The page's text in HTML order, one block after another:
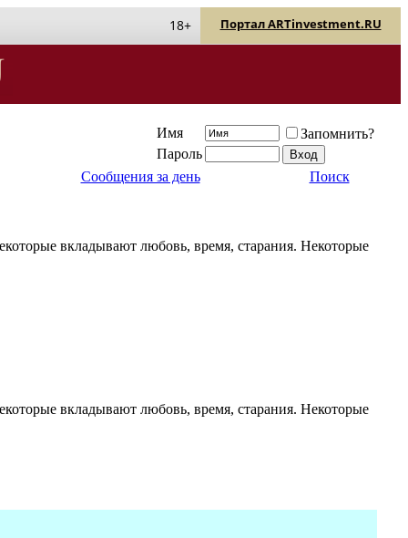
Портал ARTinvestment.RU
18+
Имя
Запомнить?
Пароль
Сообщения за день
Поиск
вкладывают любовь, время, старания. Некоторые
вкладывают любовь, время, старания. Некоторые